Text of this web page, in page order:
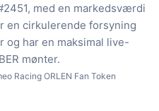
med en markedsværdi
en cirkulerende forsyning
og har en maksimal live-
mønter.
Racing ORLEN Fan Token